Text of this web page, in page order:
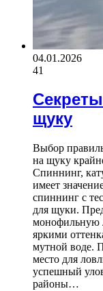
04.01.2026
41
щуку
Выбор
на щуку
Спиннинг,
имеет
спиннинг с
для щуки.
монофильную
яркими
мутной воде.
место для
успешный
районы…